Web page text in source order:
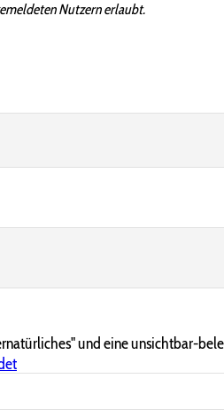
Nutzern erlaubt.
und eine unsichtbar-